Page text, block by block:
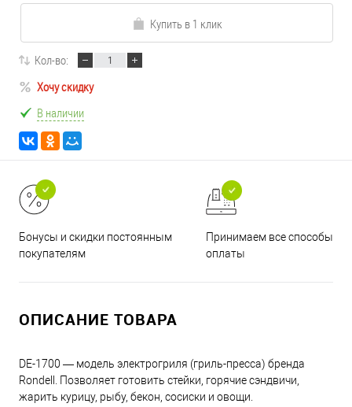
Купить в 1 клик
Кол-во:
Хочу скидку
В наличии
Бонусы и скидки постоянным
покупателям
Принимаем все способы
оплаты
ОПИСАНИЕ ТОВАРА
DE-1700 — модель электрогриля (гриль-пресса) бренда
Rondell. Позволяет готовить стейки, горячие сэндвичи,
жарить курицу, рыбу, бекон, сосиски и овощи.